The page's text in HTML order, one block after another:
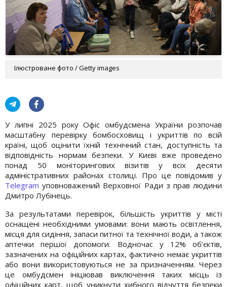
Ілюстроване фото / Getty images
У липні 2025 року Офіс омбудсмена України розпочав
масштабну перевірку бомбосховищ і укриттів по всій
країні, щоб оцінити їхній технічний стан, доступність та
відповідність нормам безпеки. У Києві вже проведено
понад 50 моніторингових візитів у всіх десяти
адміністративних районах столиці. Про це повідомив у
Telegram уповноважений Верховної Ради з прав людини
Дмитро Лубінець.
За результатами перевірок, більшість укриттів у місті
оснащені необхідними умовами: вони мають освітлення,
місця для сидіння, запаси питної та технічної води, а також
аптечки першої допомоги. Водночас у 12% об’єктів,
зазначених на офіційних картах, фактично немає укриттів
або вони використовуються не за призначенням. Через
це омбудсмен ініціював виключення таких місць із
офіційних карт, щоб уникнути хибного відчуття безпеки